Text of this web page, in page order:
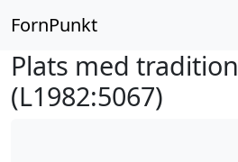
FornPunkt
Plats med tradition
(L1982:5067)